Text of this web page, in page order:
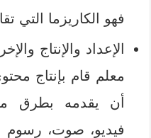
فهو الكاريزما التي
الإعداد والإنتاج
معلم قام بإنتاج
أن يقدمه بطرق
فيديو، صوت، رسوم